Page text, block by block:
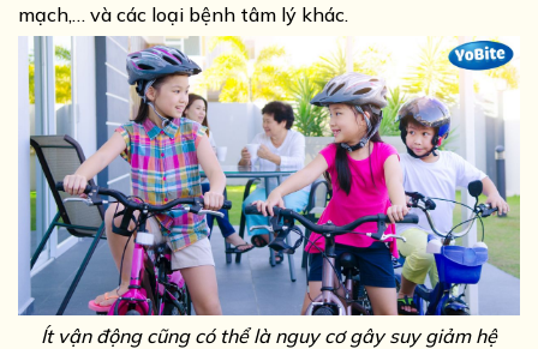
mạch,… và các loại bệnh tâm lý khác.
Ít vận động cũng có thể là nguy cơ gây suy giảm hệ